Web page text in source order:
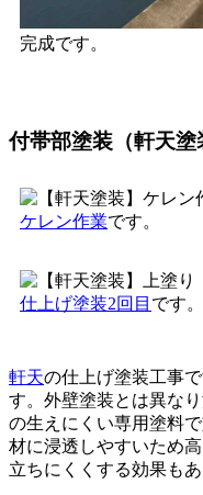
完成です。
付帯部塗装（軒天塗
ケレン作業です。
仕上げ塗装2回目 です。
軒天の仕上げ塗装工事で
す。外壁塗装とは異な
の生えにくい専用塗料
材に浸透しやすいため
立ちにくくする効果もあ